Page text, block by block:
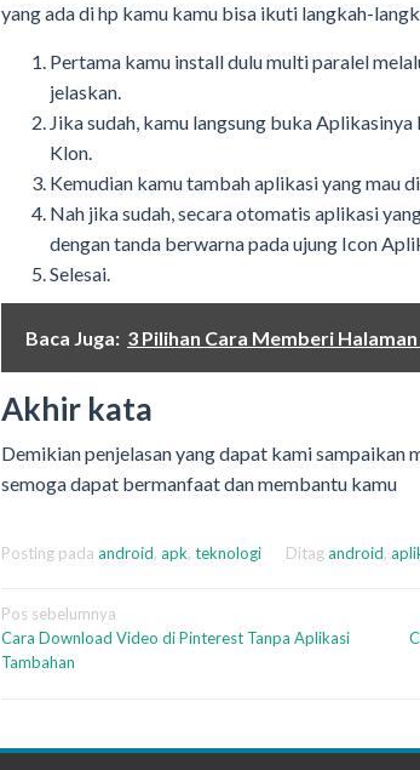
yang ada di hp kamu kamu bisa ikuti langkah-
Pertama kamu install dulu multi paralel
jelaskan.
Jika sudah, kamu langsung buka
Klon.
Kemudian kamu tambah aplikasi yang mau
Nah jika sudah, secara otomatis aplikasi
dengan tanda berwarna pada ujung Icon
Selesai.
Baca Juga: 3 Pilihan Cara Memberi
Akhir kata
Demikian penjelasan yang dapat kami sampaikan
semoga dapat bermanfaat dan membantu kamu
Posting pada android, apk, teknologi Ditagandroid,
Navigasi
pos
Pos sebelumnya
Cara Download Video di Pinterest Tanpa Aplikasi
Tambahan